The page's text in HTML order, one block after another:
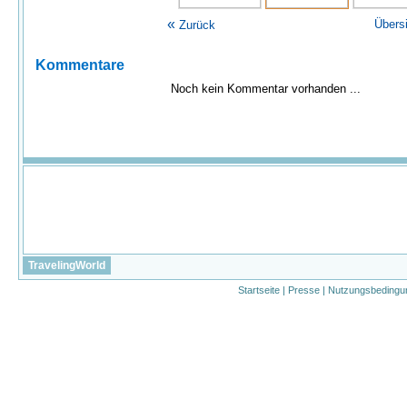
« Zurück
Kommentare
Noch kein Kommentar vorhanden ...
TravelingWorld
Startseite | Presse |